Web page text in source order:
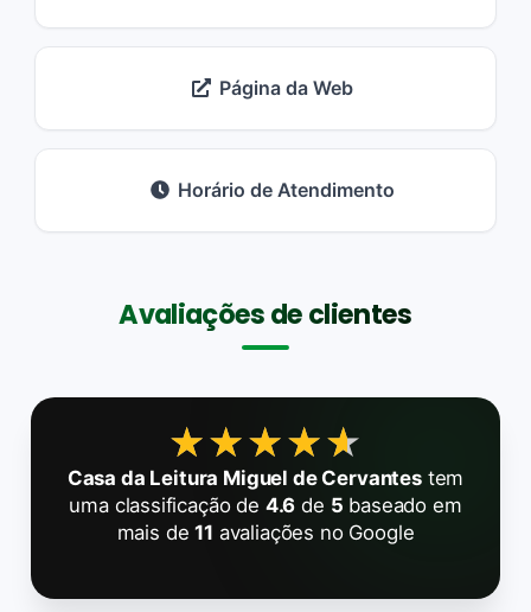
Página da Web
Horário de Atendimento
Avaliações de clientes
★★★★★
★★★★★
Casa da Leitura Miguel de Cervantestem
uma classificação de 4.6 de 5 baseado em
mais de11 avaliações no Google